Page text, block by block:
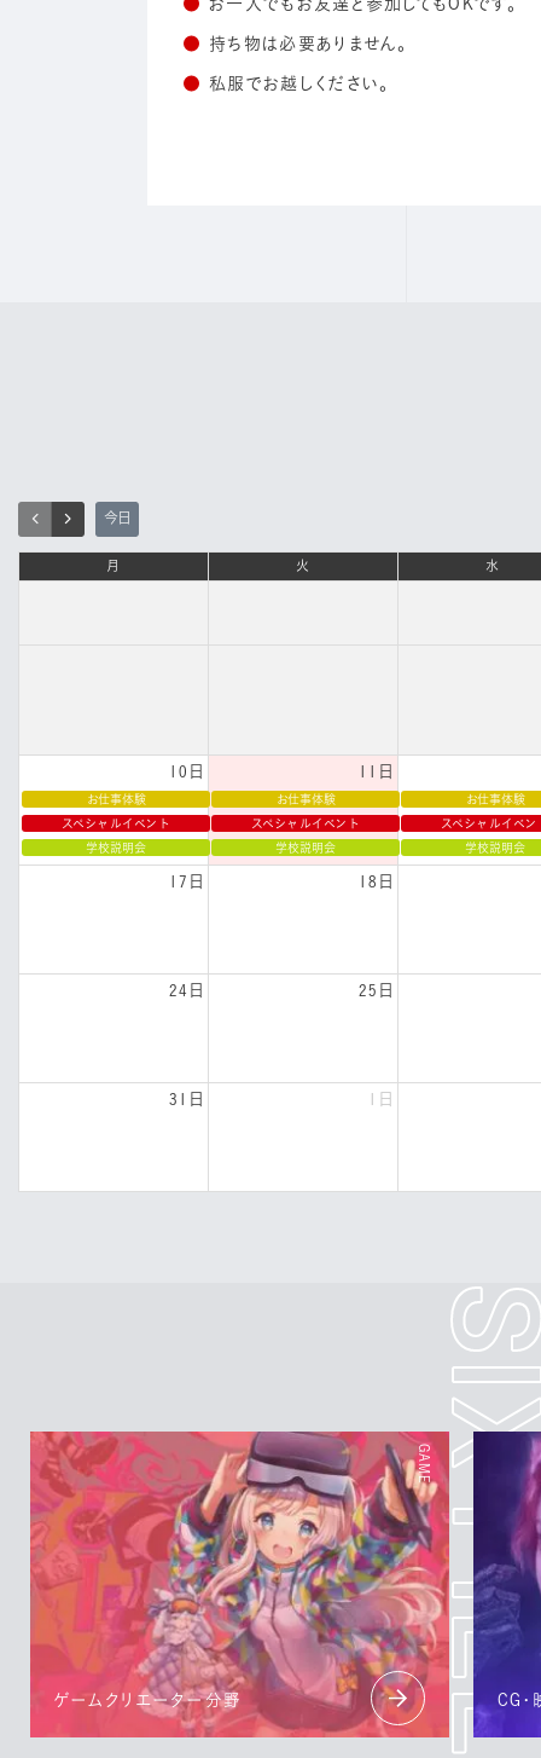
持ち物は必要ありません。
私服でお越しください。
今日
月 火 水
10日 11日
お仕事体験 お仕事体験
お仕事体験
スペシャルイベント
スペシャルイベント
スペシャルイベン
学校説明会
学校説明会 学校説明会
17日 18日
24日 25日
31日 1日
ゲームクリエーター分野 CG